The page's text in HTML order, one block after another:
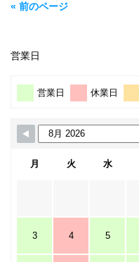
« 前のページ
営業日
営業日 休業日
月 火 水
3 4 5